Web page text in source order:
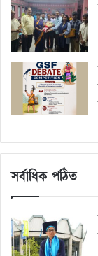
সর্বাধিক পঠিত